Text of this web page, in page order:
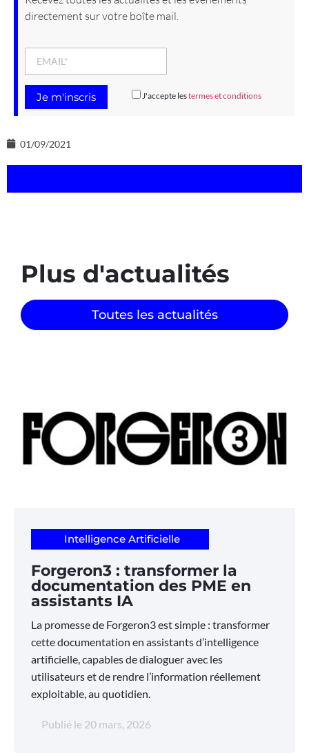
directement sur votre boîte mail.
J'accepte lestermes et conditions
01/09/2021
Plus d'actualités
Toutes les actualités
Intelligence Artificielle
Forgeron3 : transformer la
documentation des PME en
assistants IA
La promesse de Forgeron3 est simple : transformer
cette documentation en assistants d’intelligence
artificielle, capables de dialoguer avec les
utilisateurs et de rendre l’information réellement
exploitable, au quotidien.
Publié le 20 mars, 2026